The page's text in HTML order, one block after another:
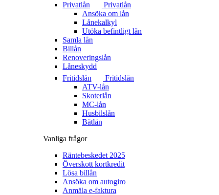
Privatlån
Privatlån
Ansöka om lån
Lånekalkyl
Utöka befintligt lån
Samla lån
Billån
Renoveringslån
Låneskydd
Fritidslån
Fritidslån
ATV-lån
Skoterlån
MC-lån
Husbilslån
Båtlån
Vanliga frågor
Räntebeskedet 2025
Överskott kortkredit
Lösa billån
Ansöka om autogiro
Anmäla e-faktura